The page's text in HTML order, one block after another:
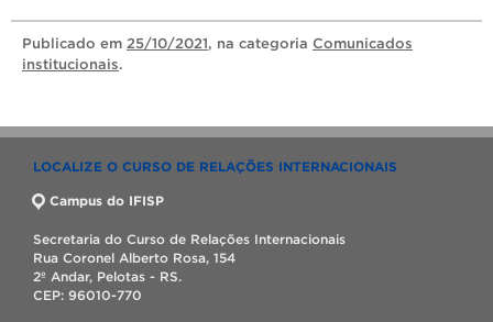
Publicado em 25/10/2021, na categoria Comunicados
institucionais.
LOCALIZE O CURSO DE RELAÇÕES INTERNACIONAIS
Campus do IFISP
Secretaria do Curso de Relações Internacionais
Rua Coronel Alberto Rosa, 154
2º Andar, Pelotas - RS.
CEP: 96010-770